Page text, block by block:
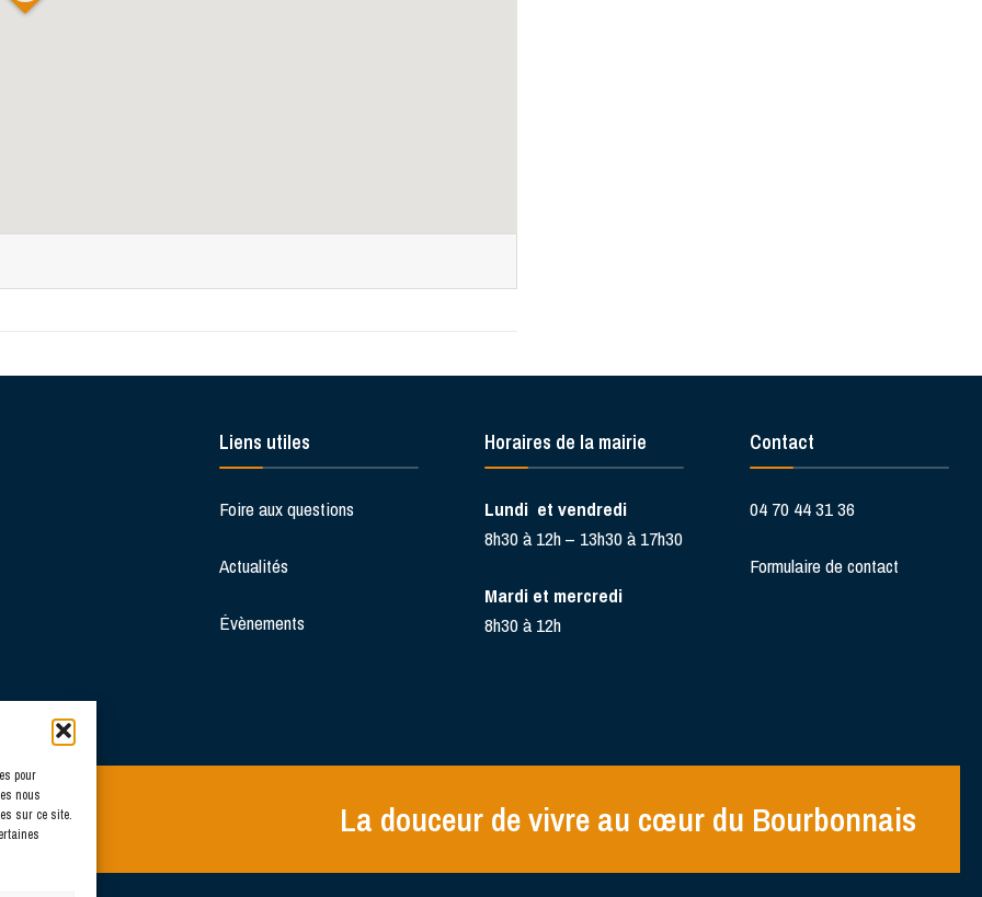
pour
nous
sur ce site.
Liens utiles
Foire aux questions
Actualités
Évènements
Horaires de la mairie
Lundi et vendredi
8h30 à 12h – 13h30 à 17h30
Mardi et mercredi
8h30 à 12h
Contact
04 70 44 31 36
Formulaire de contact
La douceur de vivre au cœur du Bourbonnais